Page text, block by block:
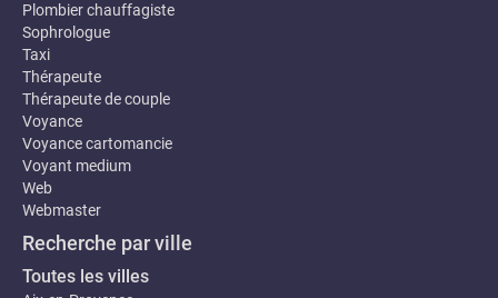
Plombier chauffagiste
Sophrologue
Taxi
Thérapeute
Thérapeute de couple
Voyance
Voyance cartomancie
Voyant medium
Web
Webmaster
Recherche par ville
Toutes les villes